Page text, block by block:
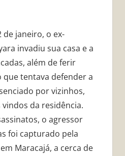
de janeiro, o ex-
invadiu sua casa e a
além de ferir
tentava defender a
por vizinhos,
da residência.
o agressor
foi capturado pela
Maracajá, a cerca de